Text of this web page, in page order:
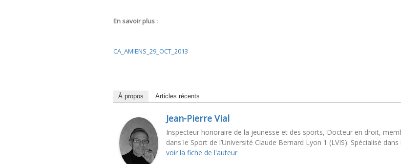
En savoir plus :
CA_AMIENS_29_OCT_2013
À propos Articles récents
Jean-Pierre Vial
Inspecteur honoraire de la jeunesse et des sports, Docteur en droit,
dans le Sport de l’Université Claude Bernard Lyon 1 (LVIS). Spécialisé
voir la fiche de l'auteur